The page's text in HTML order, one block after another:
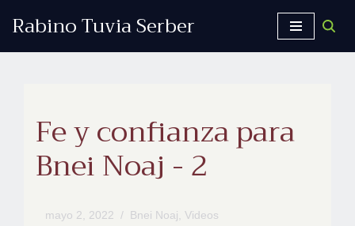
Rabino Tuvia Serber
Fe y confianza para
Bnei Noaj - 2
mayo 2, 2022 Bnei Noaj, Videos